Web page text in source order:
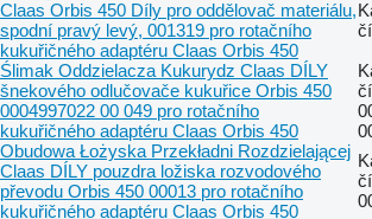
Claas Orbis 450 Díly pro oddělovač materiálu,
spodní pravý levý, 001319 pro rotačního
kukuřičného adaptéru Claas Orbis 450
Ślimak Oddzielacza Kukurydz Claas DÍLY
šnekového odlučovače kukuřice Orbis 450
0004997022 00 049 pro rotačního
kukuřičného adaptéru Claas Orbis 450
Obudowa Łożyska Przekładni Rozdzielającej
Claas DÍLY pouzdra ložiska rozvodového
převodu Orbis 450 00013 pro rotačního
kukuřičného adaptéru Claas Orbis 450